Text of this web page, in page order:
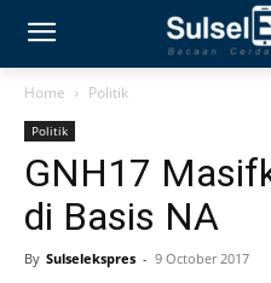
Home Politik
Politik
GNH17
di Basis NA
By Sulselekspres - 9 October 2017